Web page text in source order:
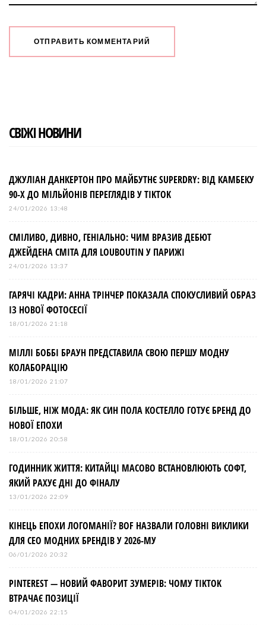
СВІЖІ НОВИНИ
ДЖУЛІАН ДАНКЕРТОН ПРО МАЙБУТНЄ SUPERDRY: ВІД КАМБЕКУ
90-Х ДО МІЛЬЙОНІВ ПЕРЕГЛЯДІВ У TIKTOK
24/01/2026 13:48
СМІЛИВО, ДИВНО, ГЕНІАЛЬНО: ЧИМ ВРАЗИВ ДЕБЮТ
ДЖЕЙДЕНА СМІТА ДЛЯ LOUBOUTIN У ПАРИЖІ
24/01/2026 13:37
ГАРЯЧІ КАДРИ: АННА ТРІНЧЕР ПОКАЗАЛА СПОКУСЛИВИЙ ОБРАЗ
ІЗ НОВОЇ ФОТОСЕСІЇ
18/01/2026 21:18
МІЛЛІ БОББІ БРАУН ПРЕДСТАВИЛА СВОЮ ПЕРШУ МОДНУ
КОЛАБОРАЦІЮ
18/01/2026 21:07
БІЛЬШЕ, НІЖ МОДА: ЯК СИН ПОЛА КОСТЕЛЛО ГОТУЄ БРЕНД ДО
НОВОЇ ЕПОХИ
18/01/2026 20:58
ГОДИННИК ЖИТТЯ: КИТАЙЦІ МАСОВО ВСТАНОВЛЮЮТЬ СОФТ,
ЯКИЙ РАХУЄ ДНІ ДО ФІНАЛУ
13/01/2026 22:09
КІНЕЦЬ ЕПОХИ ЛОГОМАНІЇ? BOF НАЗВАЛИ ГОЛОВНІ ВИКЛИКИ
ДЛЯ СЕО МОДНИХ БРЕНДІВ У 2026-МУ
06/01/2026 20:32
PINTEREST — НОВИЙ ФАВОРИТ ЗУМЕРІВ: ЧОМУ TIKTOK
ВТРАЧАЄ ПОЗИЦІЇ
04/01/2026 22:15